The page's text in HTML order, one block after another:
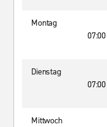
Montag
Dienstag
Mittwoch